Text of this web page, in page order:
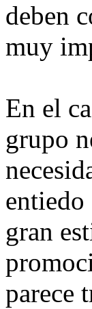
deben
muy
En el
grupo
entiedo
gran
parece